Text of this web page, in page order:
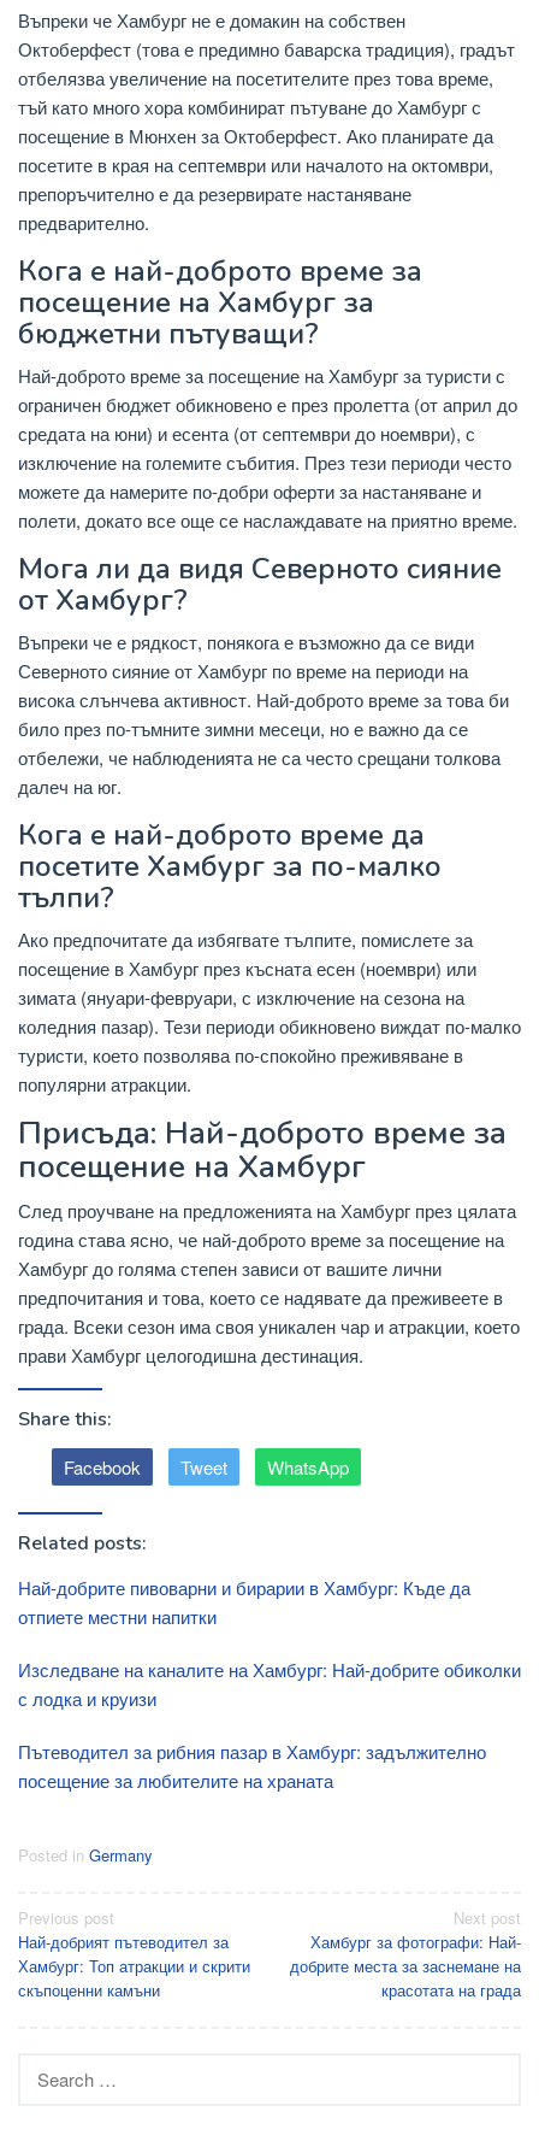
Въпреки че Хамбург не е домакин на собствен
Октоберфест (това е предимно баварска традиция), градът
отбелязва увеличение на посетителите през това време,
тъй като много хора комбинират пътуване до Хамбург с
посещение в Мюнхен за Октоберфест. Ако планирате да
посетите в края на септември или началото на октомври,
препоръчително е да резервирате настаняване
предварително.
Кога е най-доброто време за
посещение на Хамбург за
бюджетни пътуващи?
Най-доброто време за посещение на Хамбург за туристи с
ограничен бюджет обикновено е през пролетта (от април до
средата на юни) и есента (от септември до ноември), с
изключение на големите събития. През тези периоди често
можете да намерите по-добри оферти за настаняване и
полети, докато все още се наслаждавате на приятно време.
Мога ли да видя Северното сияние
от Хамбург?
Въпреки че е рядкост, понякога е възможно да се види
Северното сияние от Хамбург по време на периоди на
висока слънчева активност. Най-доброто време за това би
било през по-тъмните зимни месеци, но е важно да се
отбележи, че наблюденията не са често срещани толкова
далеч на юг.
Кога е най-доброто време да
посетите Хамбург за по-малко
тълпи?
Ако предпочитате да избягвате тълпите, помислете за
посещение в Хамбург през късната есен (ноември) или
зимата (януари-февруари, с изключение на сезона на
коледния пазар). Тези периоди обикновено виждат по-малко
туристи, което позволява по-спокойно преживяване в
популярни атракции.
Присъда: Най-доброто време за
посещение на Хамбург
След проучване на предложенията на Хамбург през цялата
година става ясно, че най-доброто време за посещение на
Хамбург до голяма степен зависи от вашите лични
предпочитания и това, което се надявате да преживеете в
града. Всеки сезон има своя уникален чар и атракции, което
прави Хамбург целогодишна дестинация.
Share this:
Facebook Tweet WhatsApp
Related posts:
Най-добрите пивоварни и бирарии в Хамбург: Къде да
отпиете местни напитки
Изследване на каналите на Хамбург: Най-добрите обиколки
с лодка и круизи
Пътеводител за рибния пазар в Хамбург: задължително
посещение за любителите на храната
Posted in Germany
Post
navigation
Previous post
Най-добрият пътеводител за
Хамбург: Топ атракции и скрити
скъпоценни камъни
Next post
Хамбург за фотографи: Най-
добрите места за заснемане на
красотата на града
for: